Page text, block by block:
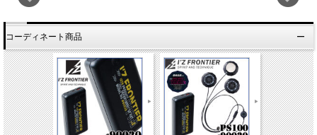
コーディネート商品